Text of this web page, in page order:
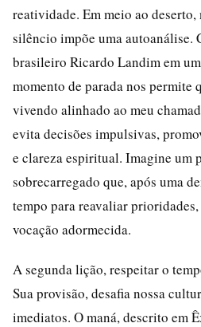
reatividade. Em meio ao deserto,
silêncio impõe uma autoanálise.
brasileiro Ricardo Landim em
momento de parada nos permite
vivendo alinhado ao meu
evita decisões impulsivas,
e clareza espiritual. Imagine um
sobrecarregado que, após uma
tempo para reavaliar
vocação adormecida.
A segunda lição, respeitar o
Sua provisão, desafia nossa
imediatos. O maná, descrito em